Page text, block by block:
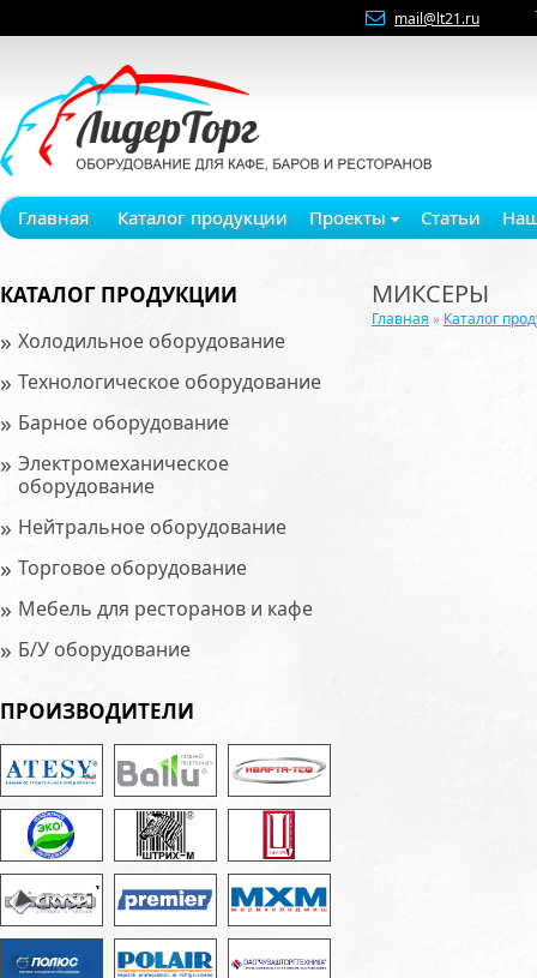
mail@lt21.ru
Главная Каталог продукции Проекты Статьи
КАТАЛОГ ПРОДУКЦИИ
» Холодильное оборудование
» Технологическое оборудование
» Барное оборудование
» Электромеханическое
оборудование
» Нейтральное оборудование
» Торговое оборудование
» Мебель для ресторанов и кафе
» Б/У оборудование
ПРОИЗВОДИТЕЛИ
МИКСЕРЫ
Главная » Каталог